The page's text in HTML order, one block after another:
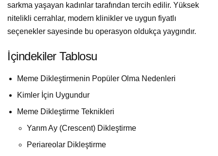
sarkma yaşayan kadınlar tarafından tercih edilir. Yüksek
nitelikli cerrahlar, modern klinikler ve uygun fiyatlı
seçenekler sayesinde bu operasyon oldukça yaygındır.
İçindekiler Tablosu
Meme Dikleştirmenin Popüler Olma Nedenleri
Kimler İçin Uygundur
Meme Dikleştirme Teknikleri
Yarım Ay (Crescent) Dikleştirme
Periareolar Dikleştirme